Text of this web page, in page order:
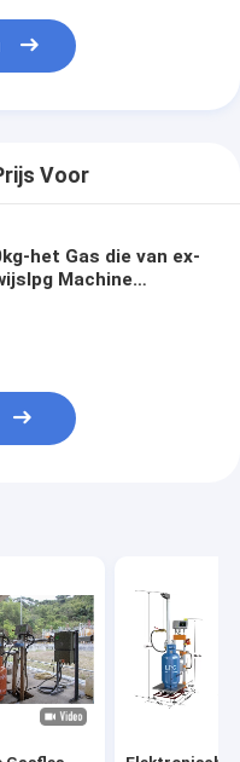
Voor
het Gas die van ex-
Machine